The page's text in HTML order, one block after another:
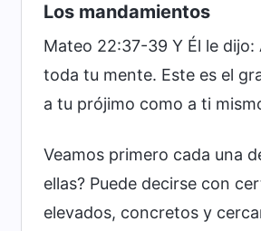
Los mandamientos
Mateo 22:37-39 Y Él le dijo:
toda tu mente. Este es el
a tu prójimo como a ti
Veamos primero cada una
ellas? Puede decirse con
elevados, concretos y